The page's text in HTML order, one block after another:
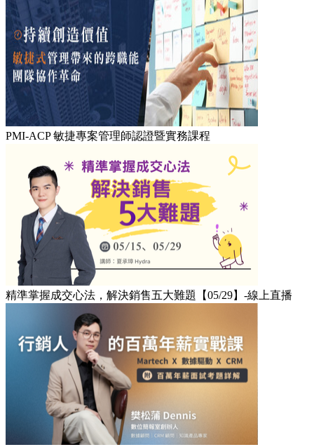
PMI-ACP 敏捷專案管理師認證暨實務課程
精準掌握成交心法，解決銷售五大難題【05/29】-線上直播